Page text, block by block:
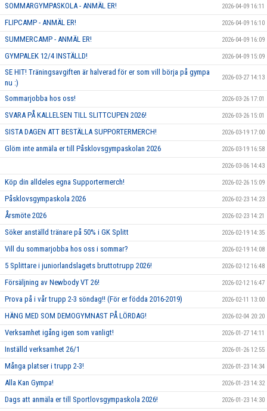
SOMMARGYMPASKOLA - ANMÄL ER! 2026-04-09 16:11
FLIPCAMP - ANMÄL ER! 2026-04-09 16:10
SUMMERCAMP - ANMÄL ER! 2026-04-09 16:09
GYMPALEK 12/4 INSTÄLLD! 2026-04-09 15:09
SE HIT! Träningsavgiften är halverad för er som vill börja på gympa
nu :)
2026-03-27 14:13
Sommarjobba hos oss! 2026-03-26 17:01
SVARA PÅ KALLELSEN TILL SLITTCUPEN 2026! 2026-03-26 15:01
SISTA DAGEN ATT BESTÄLLA SUPPORTERMERCH! 2026-03-19 17:00
Glöm inte anmäla er till Påsklovsgympaskolan 2026 2026-03-19 16:58
2026-03-06 14:43
Köp din alldeles egna Supportermerch! 2026-02-26 15:09
Påsklovsgympaskola 2026 2026-02-23 14:23
Årsmöte 2026 2026-02-23 14:21
Söker anställd tränare på 50% i GK Splitt 2026-02-19 14:35
Vill du sommarjobba hos oss i sommar? 2026-02-19 14:08
5 Splittare i juniorlandslagets bruttotrupp 2026! 2026-02-12 16:48
Försäljning av Newbody VT 26! 2026-02-12 16:47
Prova på i vår trupp 2-3 söndag!! (För er födda 2016-2019) 2026-02-11 13:00
HÄNG MED SOM DEMOGYMNAST PÅ LÖRDAG! 2026-02-04 20:20
Verksamhet igång igen som vanligt! 2026-01-27 14:11
Inställd verksamhet 26/1 2026-01-26 12:55
Många platser i trupp 2-3! 2026-01-23 14:34
Alla Kan Gympa! 2026-01-23 14:32
Dags att anmäla er till Sportlovsgympaskola 2026! 2026-01-23 14:30